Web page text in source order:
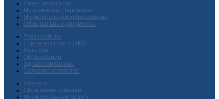
Совет депутатов
Молодежный Парламент
Муниципальные образования
Официальные документы
Глава района
Строительство и ЖКХ
Культура
Образование
Здравоохранение
Сельское хозяйство
Новости
Обращения граждан
Муниципальные услуги